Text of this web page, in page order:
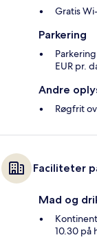
Gratis
Parkering
EUR pr.
Andre
Røgfrit
Faciliteter
Mad og
10.30 på